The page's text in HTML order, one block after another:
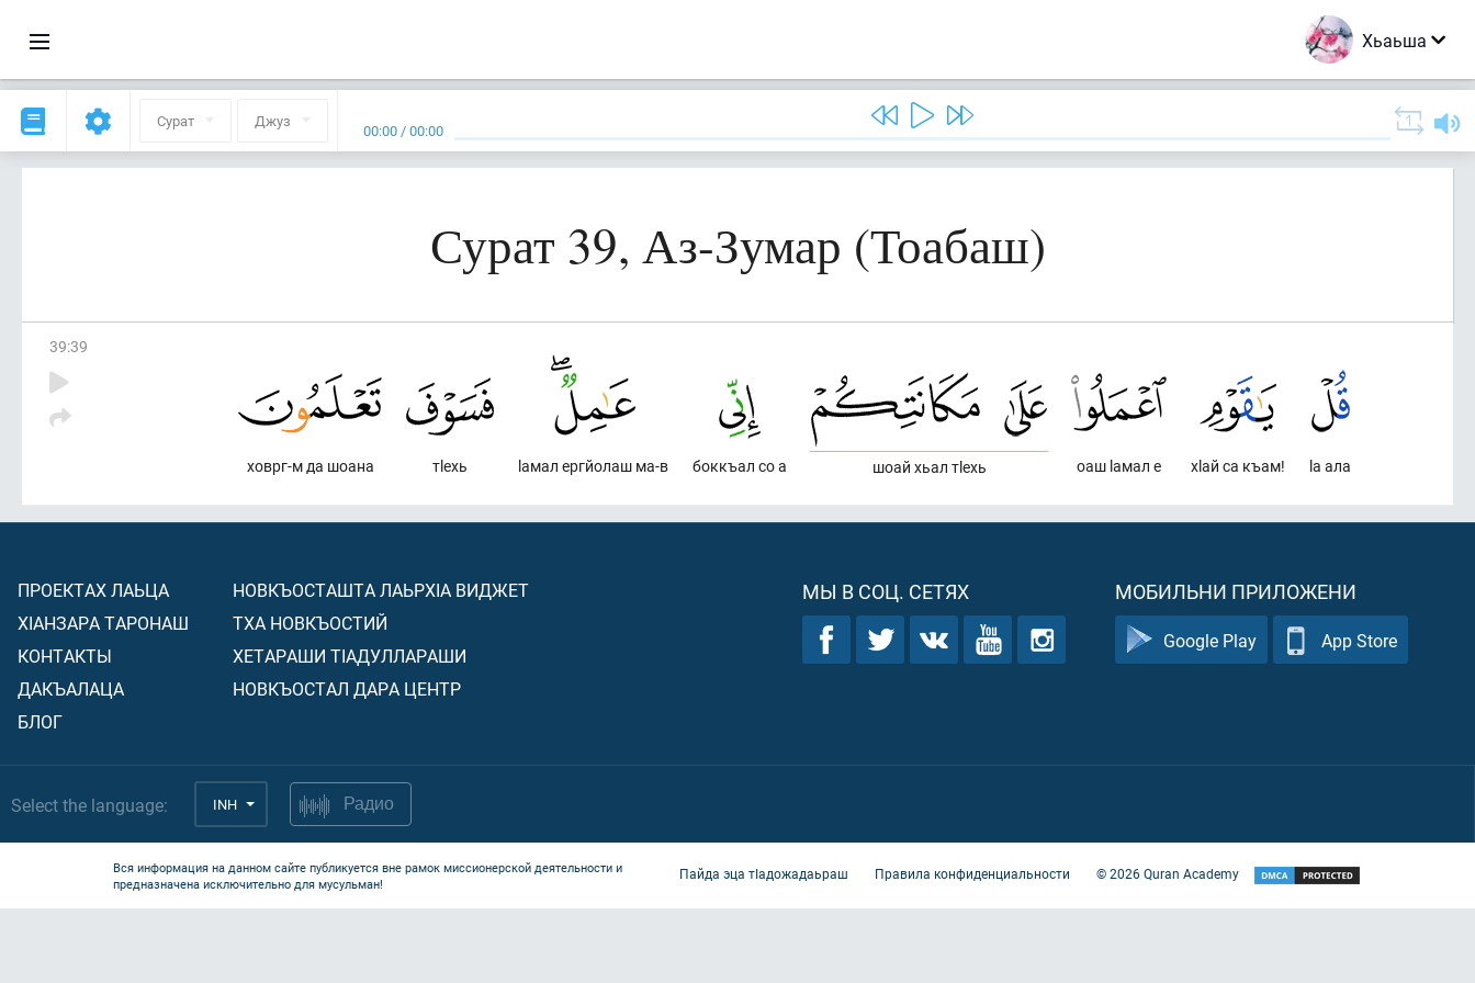
Хьаьша
Сурат Джуз 00:00 /00:00
Сурат 39, Аз-Зумар (Тоабаш)
39:39
lа ала
хlай са къам!
оаш lамал е
шоай хьал тlехь
боккъал со а
lамал ергйолаш ма-в
тlехь
ховрг-м да шоана
ПРОЕКТАХ ЛАЬЦА
ХIАНЗАРА ТАРОНАШ
КОНТАКТЫ
ДАКЪАЛАЦА
БЛОГ
НОВКЪОСТАШТА ЛАЬРХIА ВИДЖЕТ
ТХА НОВКЪОСТИЙ
ХЕТАРАШИ ТIАДУЛЛАРАШИ
НОВКЪОСТАЛ ДАРА ЦЕНТР
МЫ В СОЦ. СЕТЯХ МОБИЛЬНИ ПРИЛОЖЕНИ
Google Play App Store
Select the language: INH Радио
Вся информация на данном сайте публикуется вне рамок миссионерской деятельности и
предназначена исключительно для мусульман!
Пайда эца тIадожадаьраш Правила конфиденциальности ©2026Quran Academy